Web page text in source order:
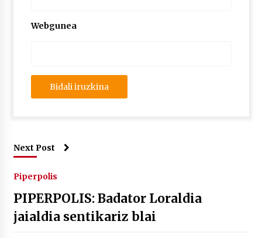
Webgunea
Next Post
Piperpolis
PIPERPOLIS: Badator Loraldia
jaialdia sentikariz blai